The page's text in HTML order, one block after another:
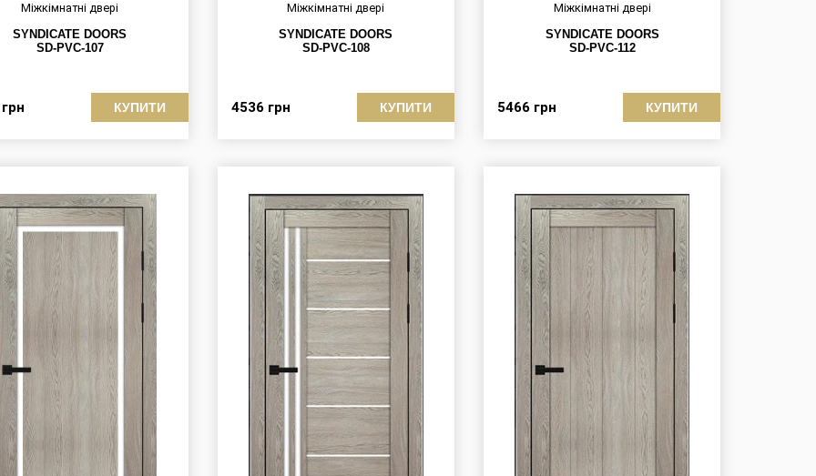
Міжкімнатні двері
SYNDICATE DOORS
SD-PVC-107
грн КУПИТИ
Міжкімнатні двері
SYNDICATE DOORS
SD-PVC-108
4536 грн КУПИТИ
Міжкімнатні двері
SYNDICATE DOORS
SD-PVC-112
5466 грн КУПИТИ